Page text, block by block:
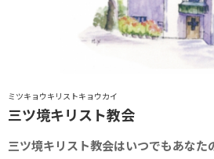
ミツキョウキリストキョウカイ
三ツ境キリスト教会
三ツ境キリスト教会はいつでもあなた